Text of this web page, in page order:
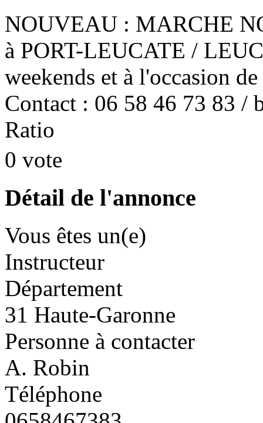
NOUVEAU : MARCHE
à PORT-LEUCATE /
weekends et à l'occasion
Contact : 06 58 46 73 83 /
Ratio
0 vote
Détail de l'annonce
Vous êtes un(e)
Instructeur
Département
31 Haute-Garonne
Personne à contacter
A. Robin
Téléphone